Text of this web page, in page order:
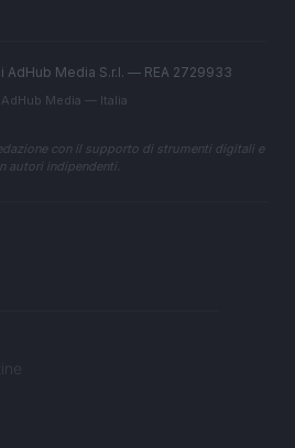
Media S.r.l. — REA 2729933
Media — Italia
con il supporto di strumenti digitali e
autori indipendenti.